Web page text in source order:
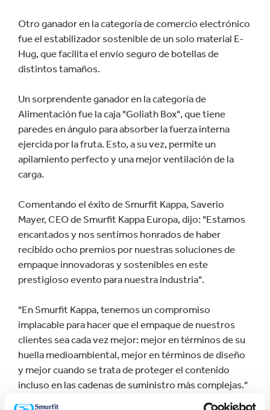
Otro ganador en la categoría de comercio electrónico
fue el estabilizador sostenible de un solo material E-
Hug, que facilita el envío seguro de botellas de
distintos tamaños.
Un sorprendente ganador en la categoría de
Alimentación fue la caja "Goliath Box", que tiene
paredes en ángulo para absorber la fuerza interna
ejercida por la fruta. Esto, a su vez, permite un
apilamiento perfecto y una mejor ventilación de la
carga.
Comentando el éxito de Smurfit Kappa, Saverio
Mayer, CEO de Smurfit Kappa Europa, dijo: "Estamos
encantados y nos sentimos honrados de haber
recibido ocho premios por nuestras soluciones de
empaque innovadoras y sostenibles en este
prestigioso evento para nuestra industria".
"En Smurfit Kappa, tenemos un compromiso
implacable para hacer que el empaque de nuestros
clientes sea cada vez mejor: mejor en términos de su
huella medioambiental, mejor en términos de diseño
y mejor cuando se trata de proteger el contenido
incluso en las cadenas de suministro más complejas."